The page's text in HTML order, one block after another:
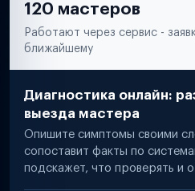
120 мастеров
Работают через сервис -
ближайшему
Диагностика онлайн:
выезда мастера
Опишите симптомы своими
сопоставит факты по
подскажет, что проверять и